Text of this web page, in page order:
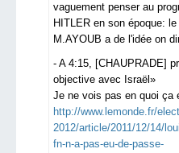
vaguement penser au
HITLER en son époque:
M.AYOUB a de l'idée on
- A 4:15, [CHAUPRADE]
objective avec Israël»
Je ne vois pas en quoi ça
http://www.lemonde.fr/
2012/article/2011/12/14/
fn-n-a-pas-eu-de-passe-